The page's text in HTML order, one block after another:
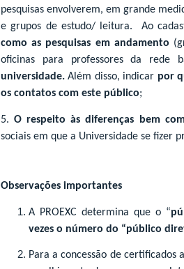
pesquisas envolverem, em grande
e grupos de estudo/ leitura. Ao
como as pesquisas em andamento
oficinas para professores da rede
universidade.Além disso, indicar por
os contatos com este público;
5. O respeito às diferenças bem
sociais em que a Universidade se fizer
Observações importantes
A PROEXC determina que o “
vezes o número do “público
Para a concessão de